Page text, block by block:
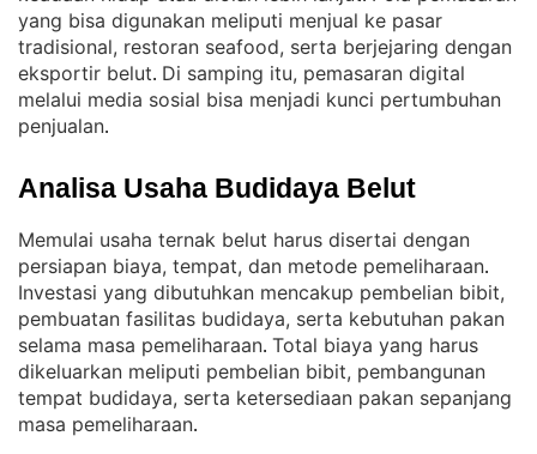
yang bisa digunakan meliputi menjual ke pasar
tradisional, restoran seafood, serta berjejaring dengan
eksportir belut. Di samping itu, pemasaran digital
melalui media sosial bisa menjadi kunci pertumbuhan
penjualan.
Analisa Usaha Budidaya Belut
Memulai usaha ternak belut harus disertai dengan
persiapan biaya, tempat, dan metode pemeliharaan
Investasi yang dibutuhkan mencakup pembelian bibit,
pembuatan fasilitas budidaya, serta kebutuhan pakan
selama masa pemeliharaan. Total biaya yang harus
dikeluarkan meliputi pembelian bibit, pembangunan
tempat budidaya, serta ketersediaan pakan sepanjang
masa pemeliharaan.